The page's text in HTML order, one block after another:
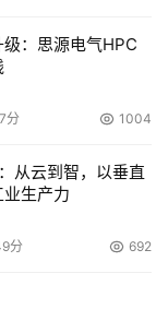
：思源电气HPC
分 1004
从云到智，以垂直
生产力
分 692